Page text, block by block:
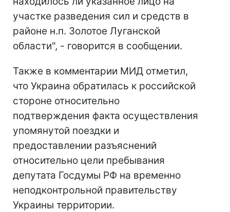
участке разведения сил и средств в
районе н.п. Золотое Луганской
области", - говорится в сообщении.
Также в комментарии МИД отметил,
что Украина обратилась к российской
стороне относительно
подтверждения факта осуществления
упомянутой поездки и
предоставлении разъяснений
относительно цели пребывания
депутата Госдумы РФ на временно
неподконтрольной правительству
Украины территории.